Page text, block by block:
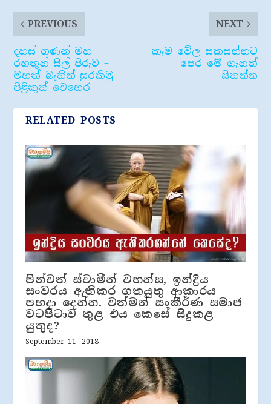
PREVIOUS
දහස් ගණන් මහ
රහතුන් සිල් පිරුව –
මහත් බැතින් සුරකිමු
පිළිකුත් වෙහෙර
NEXT
කෑම වේල සකසන්නට
පෙර මේ ගැනත්
සිතන්න
RELATED POSTS
පින්වත් ස්වාමීන් වහන්ස, ඉන්ද්‍රිය
සංවරය ඇතිකර ගතයුතු ආකාරය
පහදා දෙන්න. වත්මන් සංකීර්ණ සමාජ
වටපිටාව තුළ එය කෙසේ සිදුකළ
යුතුද?
September 11, 2018